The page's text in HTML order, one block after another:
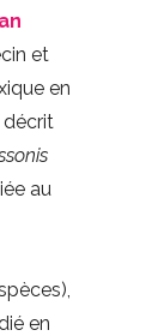
et
en
décrit
au
en